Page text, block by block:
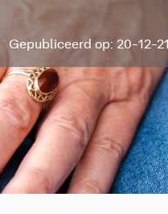
Gepubliceerd op: 20-12-21